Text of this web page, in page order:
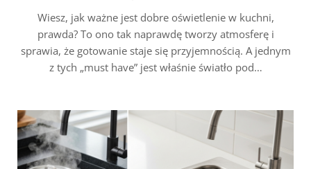
Wiesz, jak ważne jest dobre oświetlenie w kuchni,
prawda? To ono tak naprawdę tworzy atmosferę i
sprawia, że gotowanie staje się przyjemnością. A jednym
z tych „must have” jest właśnie światło pod…